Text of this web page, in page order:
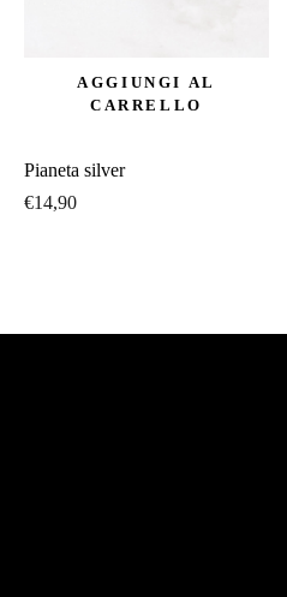
AGGIUNGI AL
CARRELLO
Pianeta silver
€14,90